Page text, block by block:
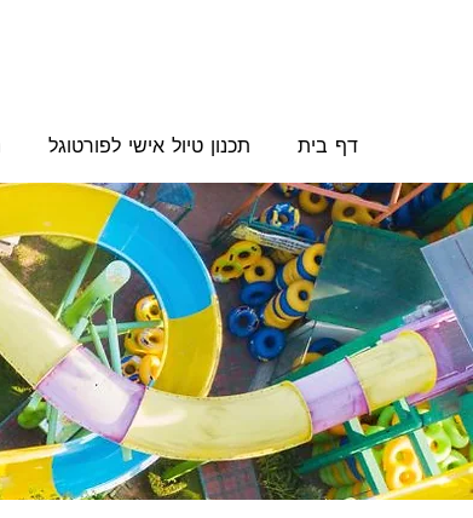
דף בית תכנון טיול אישי לפורטוגל